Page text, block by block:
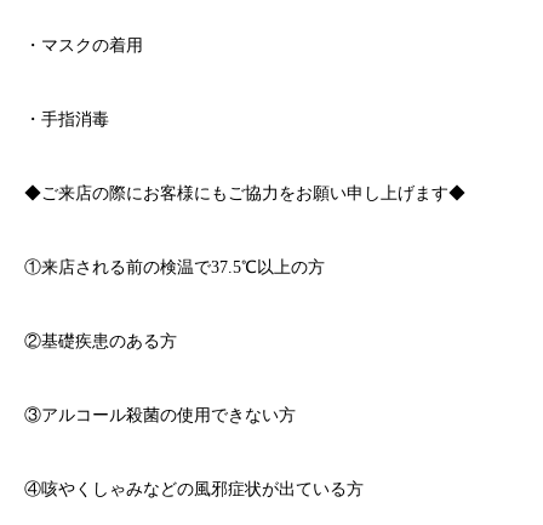
・マスクの着用
・手指消毒
◆ご来店の際にお客様にもご協力をお願い申し上げます◆
①来店される前の検温で37.5℃以上の方
②基礎疾患のある方
③アルコール殺菌の使用できない方
④咳やくしゃみなどの風邪症状が出ている方